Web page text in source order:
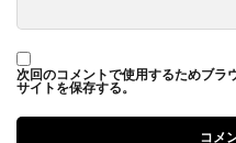
次回のコメントで使用するためブラ
サイトを保存する。